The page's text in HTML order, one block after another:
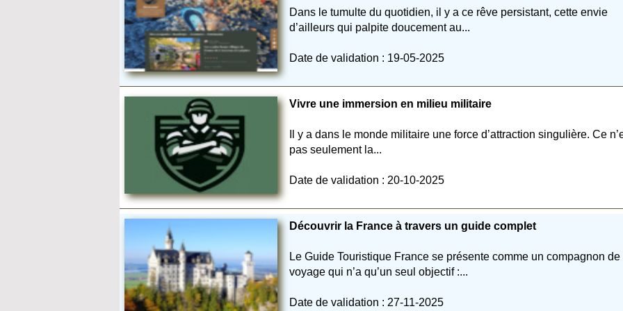
Dans le tumulte du quotidien, il y a ce rêve persistant, cette envie
d’ailleurs qui palpite doucement au...
Date de validation : 19-05-2025
Vivre une immersion en milieu militaire
Il y a dans le monde militaire une force d’attraction singulière. Ce
pas seulement la...
Date de validation : 20-10-2025
Découvrir la France à travers un guide complet
Le Guide Touristique France se présente comme un compagnon de
voyage qui n’a qu’un seul objectif :...
Date de validation : 27-11-2025